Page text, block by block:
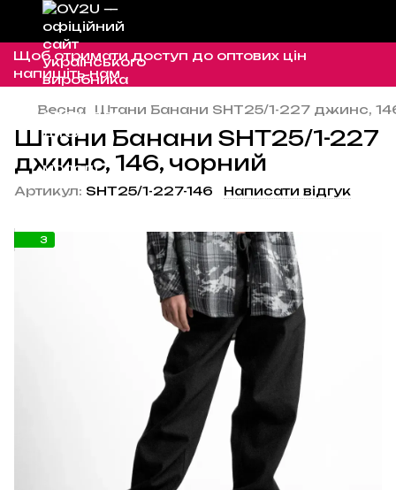
Щоб отримати доступ до оптових цін
напишіть нам
Весна Штани Банани SHT25/1-227 джинс,
Штани Банани SHT25/1-227
джинс, 146, чорний
Артикул: SHT25/1-227-146 Написати відгук
3